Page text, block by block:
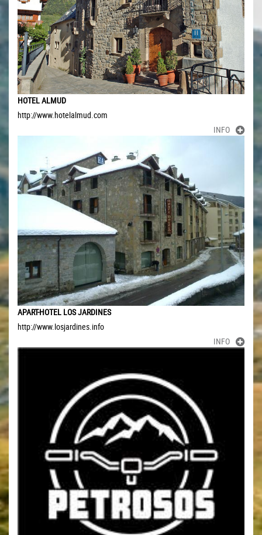
HOTEL ALMUD
http://www.hotelalmud.com
INFO
APART-HOTEL LOS JARDINES
http://www.losjardines.info
INFO